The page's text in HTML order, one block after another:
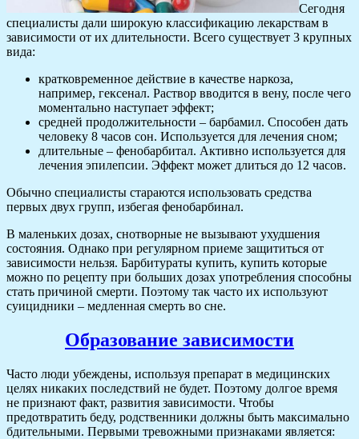
Сегодня
специалисты дали широкую классификацию лекарствам в
зависимости от их длительности. Всего существует 3 крупных
вида:
кратковременное действие в качестве наркоза,
например, гексенал. Раствор вводится в вену, после чего
моментально наступает эффект;
средней продолжительности – барбамил. Способен дать
человеку 8 часов сон. Используется для лечения сном;
длительные – фенобарбитал. Активно используется для
лечения эпилепсии. Эффект может длиться до 12 часов.
Обычно специалисты стараются использовать средства
первых двух групп, избегая фенобарбинал.
В маленьких дозах, снотворные не вызывают ухудшения
состояния. Однако при регулярном приеме защититься от
зависимости нельзя. Барбитураты купить, купить которые
можно по рецепту при больших дозах употребления способны
стать причиной смерти. Поэтому так часто их используют
суицидники – медленная смерть во сне.
Образование зависимости
Часто люди убеждены, используя препарат в медицинских
целях никаких последствий не будет. Поэтому долгое время
не признают факт, развития зависимости. Чтобы
предотвратить беду, родственники должны быть максимально
бдительными. Первыми тревожными признаками является: